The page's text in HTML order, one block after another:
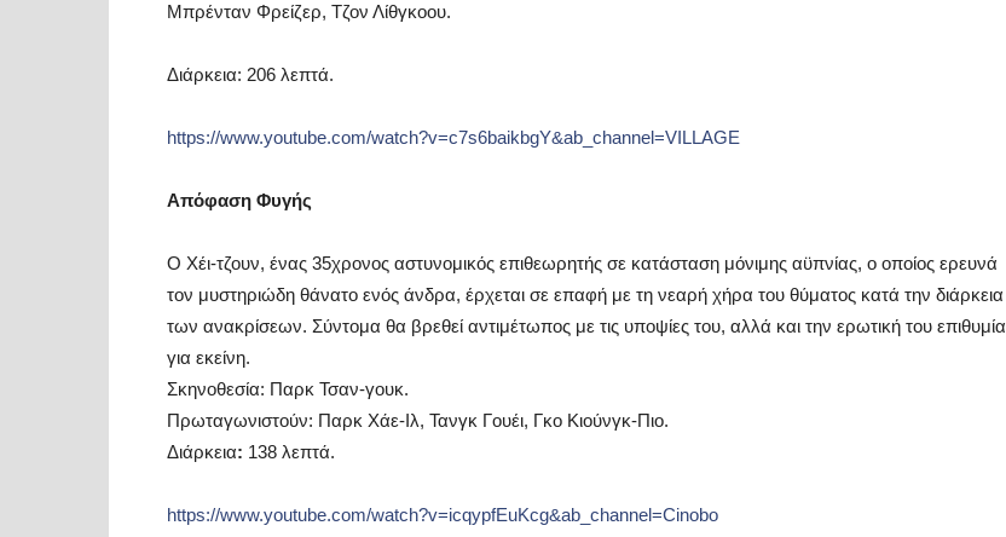
Μπρένταν Φρείζερ, Τζον Λίθγκοου.
Διάρκεια: 206 λεπτά.
https://www.youtube.com/watch?v=c7s6baikbgY&ab_channel=VILLAGE
Απόφαση Φυγής
Ο Χέι-τζουν, ένας 35χρονος αστυνομικός επιθεωρητής σε κατάσταση μόνιμης αϋπνίας, ο οποίος ερευνά
τον μυστηριώδη θάνατο ενός άνδρα, έρχεται σε επαφή με τη νεαρή χήρα του θύματος κατά την διάρκεια
των ανακρίσεων. Σύντομα θα βρεθεί αντιμέτωπος με τις υποψίες του, αλλά και την ερωτική του επιθυμία
για εκείνη.
Σκηνοθεσία: Παρκ Τσαν-γουκ.
Πρωταγωνιστούν: Παρκ Χάε-Ιλ, Τανγκ Γουέι, Γκο Κιούνγκ-Πιο.
Διάρκεια: 138 λεπτά.
https://www.youtube.com/watch?v=icqypfEuKcg&ab_channel=Cinobo